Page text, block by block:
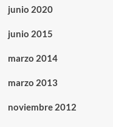
junio 2020
junio 2015
marzo 2014
marzo 2013
noviembre 2012